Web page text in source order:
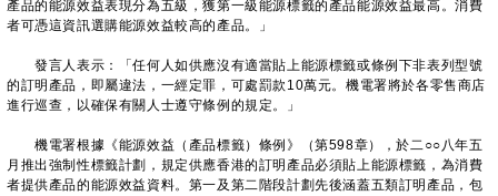
產品的能源效益表現分為五級，獲第一級能源標籤的產品能源效益最高。消費
者可憑這資訊選購能源效益較高的產品。」
發言人表示：「任何人如供應沒有適當貼上能源標籤或條例下非表列型號
的訂明產品，即屬違法，一經定罪，可處罰款10萬元。機電署將於各零售商店
進行巡查，以確保有關人士遵守條例的規定。」
機電署根據《能源效益（產品標籤）條例》（第598章），於二○○八年五
月推出強制性標籤計劃，規定供應香港的訂明產品必須貼上能源標籤，為消費
者提供產品的能源效益資料。第一及第二階段計劃先後涵蓋五類訂明產品，包